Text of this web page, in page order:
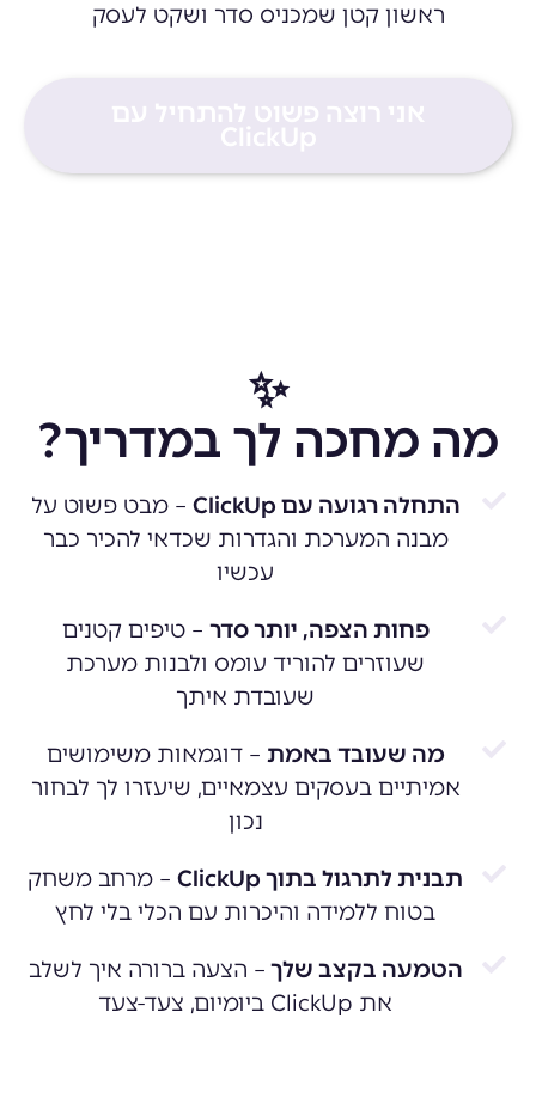
ראשון קטן שמכניס סדר ושקט לעסק
✨
מה מחכה לך במדריך?
התחלה רגועה עם ClickUp
– מבט פשוט על
מבנה המערכת והגדרות שכדאי להכיר כבר
עכשיו
פחות הצפה, יותר סדר – טיפים קטנים
שעוזרים להוריד עומס ולבנות מערכת
שעובדת איתך
מה שעובד באמת – דוגמאות משימושים
אמיתיים בעסקים עצמאיים, שיעזרו לך לבחור
נכון
תבנית לתרגול בתוך ClickUp
– מרחב משחק
בטוח ללמידה והיכרות עם הכלי בלי לחץ
הטמעה בקצב שלך – הצעה ברורה איך לשלב
את ClickUp ביומיום, צעד-צעד